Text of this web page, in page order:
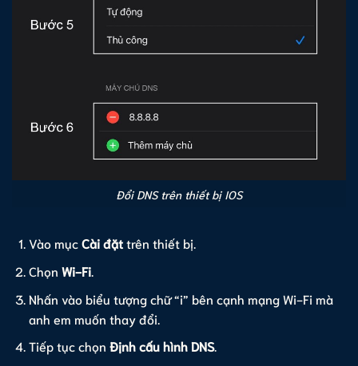
Đổi DNS trên thiết bị IOS
Vào mụcCài đặttrên thiết bị.
Chọn Wi-Fi.
Nhấn vào biểu tượng chữ “i” bên cạnh mạng Wi-Fi mà
anh em muốn thay đổi.
Tiếp tục chọn Định cấu hình DNS.